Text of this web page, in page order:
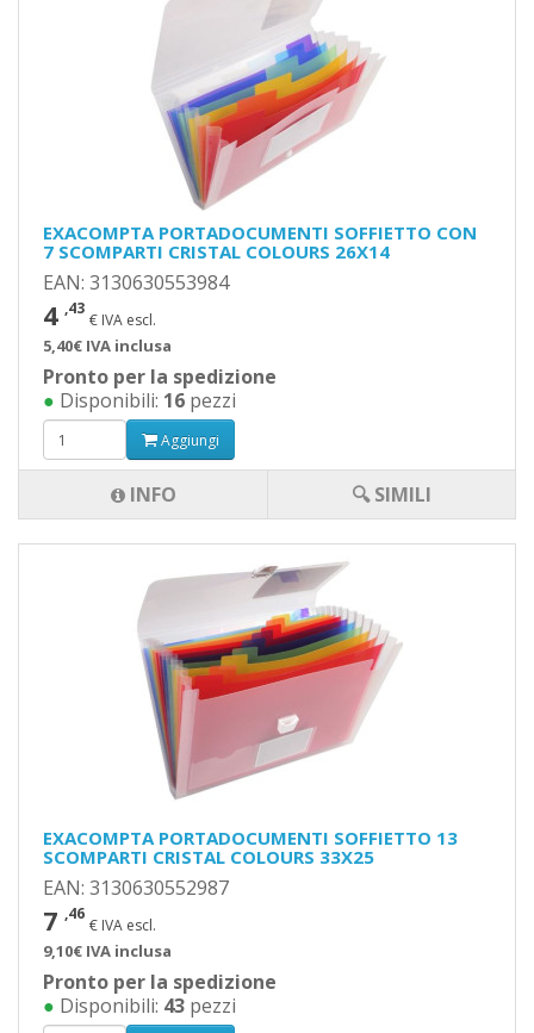
EXACOMPTA PORTADOCUMENTI SOFFIETTO CON
7 SCOMPARTI CRISTAL COLOURS 26X14
EAN: 3130630553984
4 ,43
€ IVA escl.
5,40€ IVA inclusa
Pronto per la spedizione
● Disponibili: 16 pezzi
Aggiungi
INFO 🔍 SIMILI
EXACOMPTA PORTADOCUMENTI SOFFIETTO 13
SCOMPARTI CRISTAL COLOURS 33X25
EAN: 3130630552987
7 ,46
€ IVA escl.
9,10€ IVA inclusa
Pronto per la spedizione
● Disponibili: 43 pezzi